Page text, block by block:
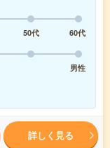
50代
60代
男性
詳しく見る